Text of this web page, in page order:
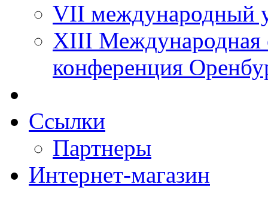
VII международный
XIII Международная
конференция
Ссылки
Партнеры
Интернет-магазин